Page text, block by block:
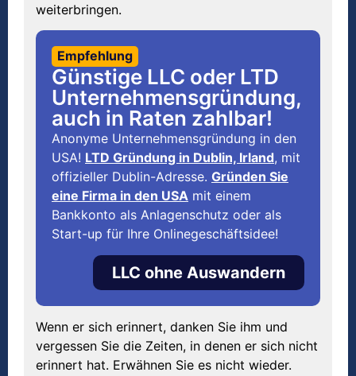
weiterbringen.
Empfehlung
Günstige LLC oder LTD
Unternehmensgründung,
auch in Raten zahlbar!
Anonyme Unternehmensgründung in den
USA! LTD Gründung in Dublin, Irland, mit
offizieller Dublin-Adresse. Gründen Sie
eine Firma in den USA mit einem
Bankkonto als Anlagenschutz oder als
Start-up für Ihre Onlinegeschäftsidee!
LLC ohne Auswandern
Wenn er sich erinnert, danken Sie ihm und
vergessen Sie die Zeiten, in denen er sich nicht
erinnert hat. Erwähnen Sie es nicht wieder.